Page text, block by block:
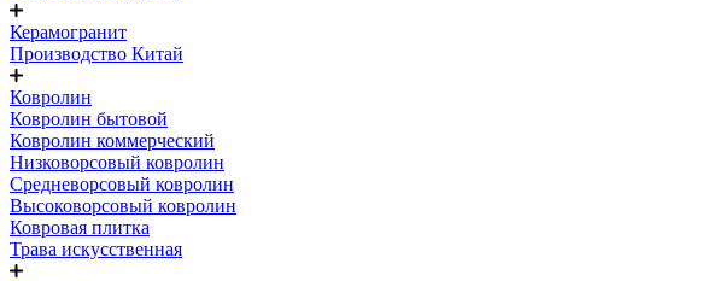
Керамогранит
Производство Китай
Ковролин
Ковролин бытовой
Ковролин коммерческий
Низковорсовый ковролин
Средневорсовый ковролин
Высоковорсовый ковролин
Ковровая плитка
Трава искусственная